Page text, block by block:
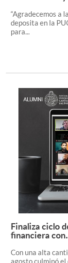
“Agradecemos a
deposita en la
para...
Finaliza ciclo
financiera
Con una alta
agosto culminó el